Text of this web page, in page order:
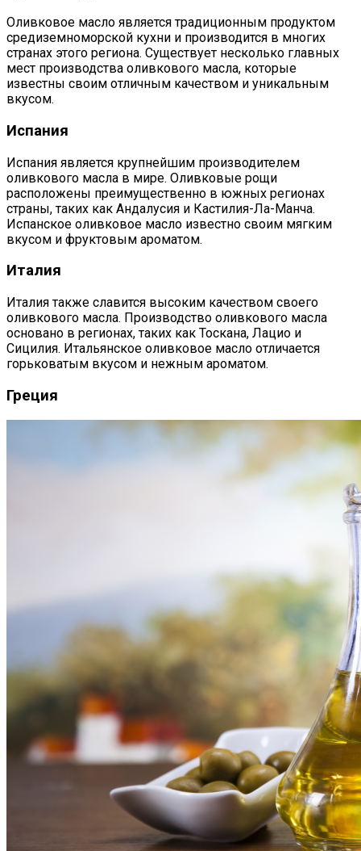
Оливковое масло является традиционным продуктом
средиземноморской кухни и производится в многих
странах этого региона. Существует несколько главных
мест производства оливкового масла, которые
известны своим отличным качеством и уникальным
вкусом.
Испания
Испания является крупнейшим производителем
оливкового масла в мире. Оливковые рощи
расположены преимущественно в южных регионах
страны, таких как Андалусия и Кастилия-Ла-Манча.
Испанское оливковое масло известно своим мягким
вкусом и фруктовым ароматом.
Италия
Италия также славится высоким качеством своего
оливкового масла. Производство оливкового масла
основано в регионах, таких как Тоскана, Лацио и
Сицилия. Итальянское оливковое масло отличается
горьковатым вкусом и нежным ароматом.
Греция